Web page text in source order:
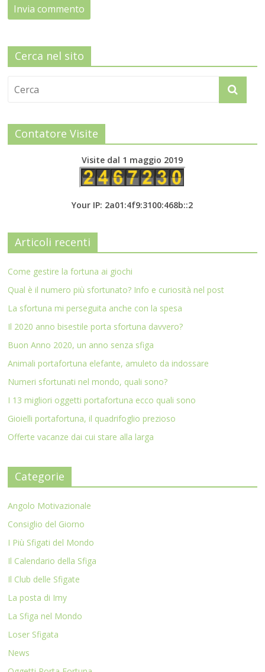
Cerca nel sito
Contatore Visite
Visite dal 1 maggio 2019
Your IP: 2a01:4f9:3100:468b::2
Articoli recenti
Come gestire la fortuna ai giochi
Qual è il numero più sfortunato? Info e curiosità nel post
La sfortuna mi perseguita anche con la spesa
Il 2020 anno bisestile porta sfortuna davvero?
Buon Anno 2020, un anno senza sfiga
Animali portafortuna elefante, amuleto da indossare
Numeri sfortunati nel mondo, quali sono?
I 13 migliori oggetti portafortuna ecco quali sono
Gioielli portafortuna, il quadrifoglio prezioso
Offerte vacanze dai cui stare alla larga
Categorie
Angolo Motivazionale
Consiglio del Giorno
I Più Sfigati del Mondo
Il Calendario della Sfiga
Il Club delle Sfigate
La posta di Imy
La Sfiga nel Mondo
Loser Sfigata
News